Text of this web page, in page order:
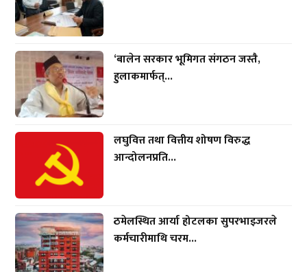
‘बालेन सरकार भूमिगत संगठन जस्तै,
हुलाकमार्फत्...
लघुवित्त तथा वित्तीय शोषण विरुद्ध
आन्दोलनप्रति...
ठमेलस्थित आर्या होटलका सुपरभाइजरले
कर्मचारीमाथि चरम...